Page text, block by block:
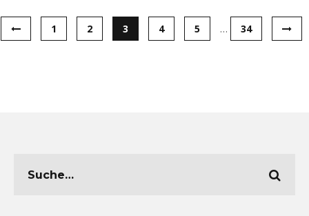
1 2 3 4 5 … 34